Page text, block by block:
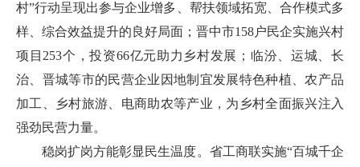
村”行动呈现出参与企业增多、帮扶领域拓宽、合作模式多
样、综合效益提升的良好局面；晋中市158户民企实施兴村
项目253个，投资66亿元助力乡村发展；临汾、运城、长
治、晋城等市的民营企业因地制宜发展特色种植、农产品
加工、乡村旅游、电商助农等产业，为乡村全面振兴注入
强劲民营力量。
稳岗扩岗方能彰显民生温度。省工商联实施“百城千企